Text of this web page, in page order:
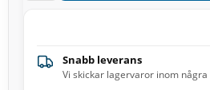
Snabb leverans
Vi skickar lagervaror inom